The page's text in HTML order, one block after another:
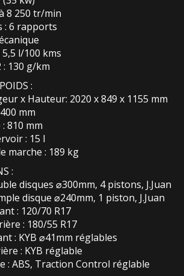
8 250 tr/min
: 6 rapports
l/100 kms
: 130 g/km
:
x Hauteur: 2020 x 849 x 1155 mm
mm
810 mm
: 15 l
marche : 189 kg
:
disques ⌀300mm, 4 pistons, J.Juan
disque ⌀240mm, 1 piston, J.Juan
: 120/70 R17
: 180/55 R17
: KYB ⌀41mm réglables
: KYB réglable
: ABS, Traction Control réglable